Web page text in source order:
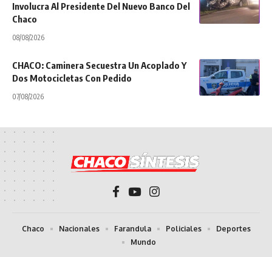
Involucra Al Presidente Del Nuevo Banco Del
Chaco
08/08/2026
CHACO: Caminera Secuestra Un Acoplado Y
Dos Motocicletas Con Pedido
07/08/2026
Chaco Nacionales Farandula Policiales
Deportes
Mundo